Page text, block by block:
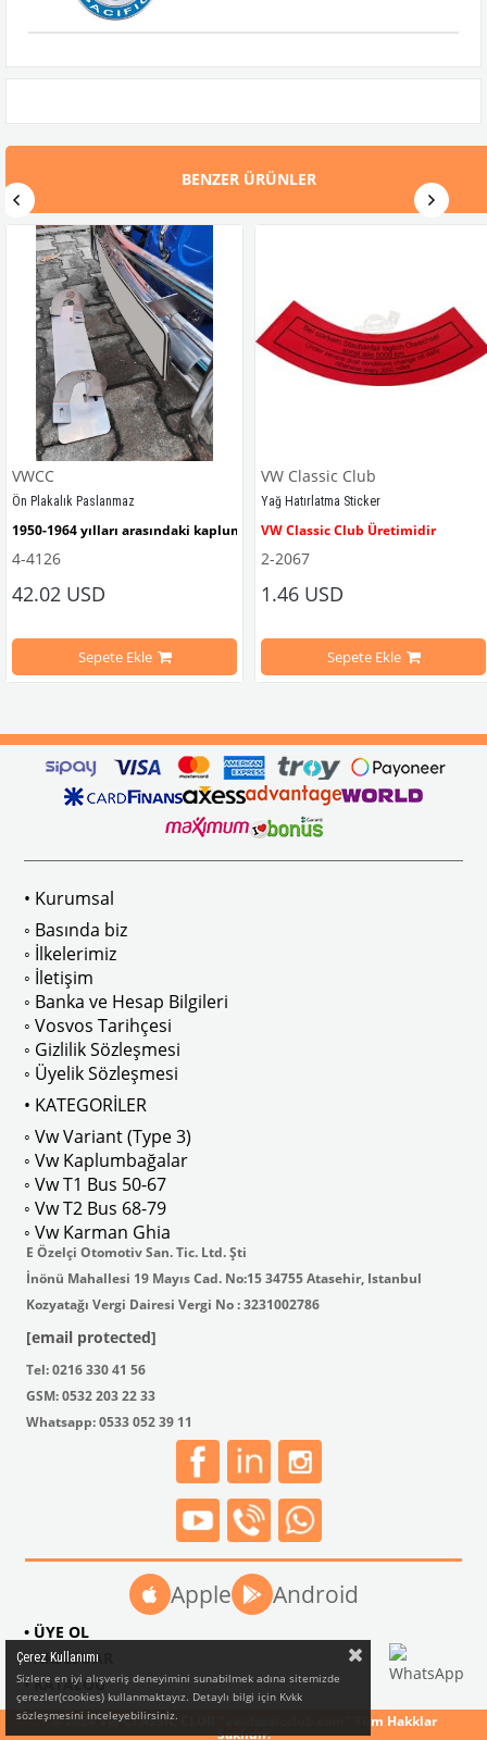
BENZER ÜRÜNLER
sürüş esnasında doğrudan gelen güneş ışığını keserek görüş
isteyenler için tercih edilir.
Ghia Modelleri İle Uyumludur
: AC711500 / 80500
VWCC
Ön Plakalık Paslanmaz
1950-1964 yılları arasındaki kaplumbağa modelleri ile uyumludur.
VWC Parça No: 4-4126
4-4126
42.02 USD
Sepete Ekle
VW Classic Club
Yağ Hatırlatma Sticker
VW Classic Club Üretimidir
1960-1967 Yılları Arasındaki T1
1968-1979 Yılları Arasındaki T2
2-2067
1.46 USD
Sepete Ekle
• Kurumsal
◦ Basında biz
◦ İlkelerimiz
◦ İletişim
◦ Banka ve Hesap Bilgileri
◦ Vosvos Tarihçesi
◦ Gizlilik Sözleşmesi
◦ Üyelik Sözleşmesi
• KATEGORİLER
◦ Vw Variant (Type 3)
◦ Vw Kaplumbağalar
◦ Vw T1 Bus 50-67
◦ Vw T2 Bus 68-79
◦ Vw Karman Ghia
E Özelçi Otomotiv San. Tic. Ltd. Şti
İnönü Mahallesi 19 Mayıs Cad. No:15 34755 Atasehir, Istanbul
Kozyatağı Vergi Dairesi Vergi No : 3231002786
[email protected]
Tel: 0216 330 41 56
GSM: 0532 203 22 33
Whatsapp: 0533 052 39 11
Apple Android
• ÜYE OL
• AKSESUAR
• KATALOG
© 2024 VW CLASSIC CLUB "vwclassicclub.com" Tüm Hakklar
Saklıdır.
Çerez Kullanımı
Sizlere en iyi alışveriş deneyimini sunabilmek adına sitemizde
çerezler(cookies) kullanmaktayız. Detaylı bilgi için Kvkk
sözleşmesini inceleyebilirsiniz.